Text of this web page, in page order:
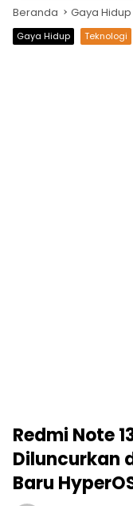
Beranda Gaya Hidup
Gaya Hidup Teknologi
Redmi Note
Diluncurkan
Baru